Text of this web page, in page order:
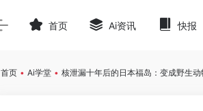
首页 Ai资讯 快报
首页 • Ai学堂 • 核泄漏十年后的日本福岛：变成野生